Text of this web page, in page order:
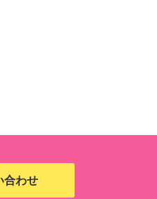
合わせ